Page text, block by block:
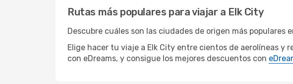
Rutas más populares para viajar a Elk City
Descubre cuáles son las ciudades de origen más populares
Elige hacer tu viaje a Elk City entre cientos de aerolíneas y
con eDreams, y consigue los mejores descuentos con